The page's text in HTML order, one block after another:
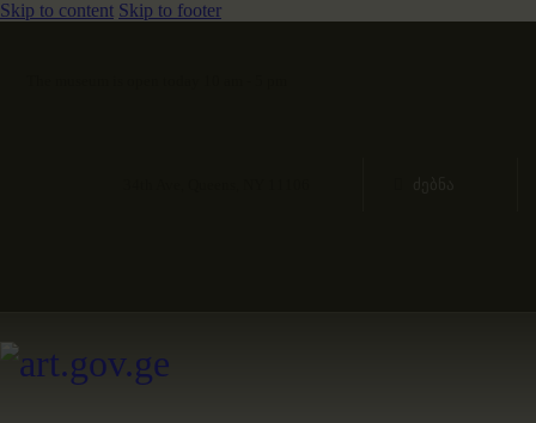
Skip to content Skip to footer